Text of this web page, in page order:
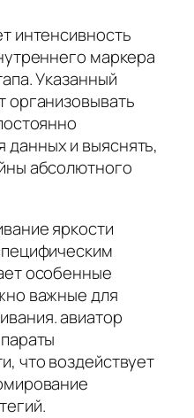
интенсивность
маркера
Указанный
организовывать
и выяснять,
абсолютного
яркости
особенные
важные для
авиатор
что воздействует